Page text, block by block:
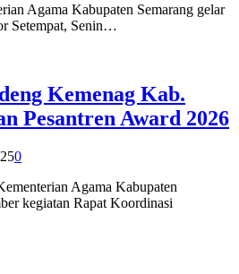
Agama Kabupaten Semarang gelar
Setempat, Senin…
Kemenag Kab.
Pesantren Award 2026
0
Agama Kabupaten
kegiatan Rapat Koordinasi